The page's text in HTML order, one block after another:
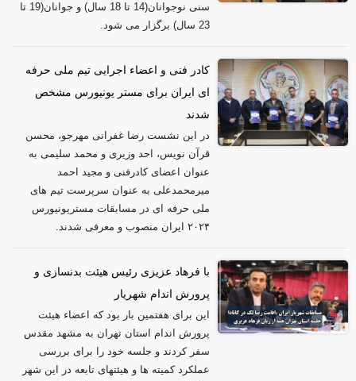
سنی نوجوانان(14 تا 18 سال) و جوانان(19 تا
23 سال) برگزار می شود.
کادر فنی و اعضاء اجرایی تیم ملی حرفه
ای ایران برای مستر یونیورس مشخص
شدند
در این نشست رضا غفرانی مهرجو، محسن
قرآن نویس، احد وزیری و محمد سلیمی به
عنوان اعضای کادرفنی و مجید احمد
میرمحمدعلی به عنوان سرپرست تیم های
ملی حرفه ای در مسابقات مستریونیورس
۲۰۲۴ ایران منصوب و معرفی شدند.
با فرهاد عزیزی رئیس هیئت بدنسازی و
پرورش اندام شهریار
این برای هفتمین بار بود که اعضاء هیئت
پرورش اندام استان تهران به مشهد مقدس
سفر کردند و جلسه خود را برای بررسی
عملکرد کمیته ها و هیئتهای تابعه در این شهر